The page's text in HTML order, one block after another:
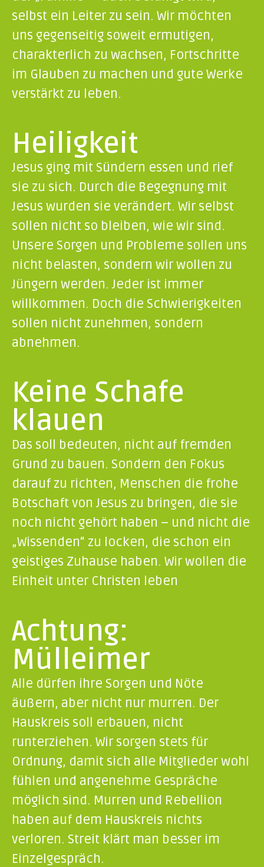
selbst ein Leiter zu sein. Wir möchten
uns gegenseitig soweit ermutigen,
charakterlich zu wachsen, Fortschritte
im Glauben zu machen und gute Werke
verstärkt zu leben.
Heiligkeit
Jesus ging mit Sündern essen und rief
sie zu sich. Durch die Begegnung mit
Jesus wurden sie verändert. Wir selbst
sollen nicht so bleiben, wie wir sind.
Unsere Sorgen und Probleme sollen uns
nicht belasten, sondern wir wollen zu
Jüngern werden. Jeder ist immer
willkommen. Doch die Schwierigkeiten
sollen nicht zunehmen, sondern
abnehmen.
Keine Schafe
klauen
Das soll bedeuten, nicht auf fremden
Grund zu bauen. Sondern den Fokus
darauf zu richten, Menschen die frohe
Botschaft von Jesus zu bringen, die sie
noch nicht gehört haben – und nicht die
„Wissenden“ zu locken, die schon ein
geistiges Zuhause haben. Wir wollen die
Einheit unter Christen leben
Achtung:
Mülleimer
Alle dürfen ihre Sorgen und Nöte
äußern, aber nicht nur murren. Der
Hauskreis soll erbauen, nicht
runterziehen. Wir sorgen stets für
Ordnung, damit sich alle Mitglieder wohl
fühlen und angenehme Gespräche
möglich sind. Murren und Rebellion
haben auf dem Hauskreis nichts
verloren. Streit klärt man besser im
Einzelgespräch.